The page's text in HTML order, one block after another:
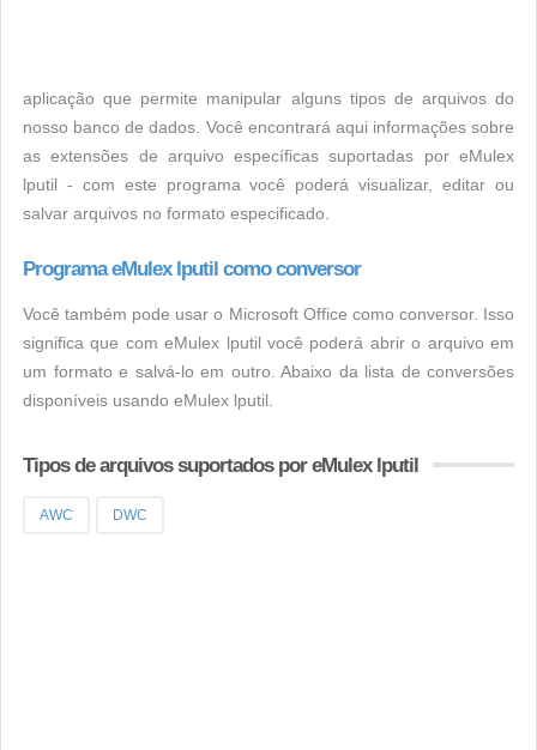
aplicação que permite manipular alguns tipos de arquivos do
nosso banco de dados. Você encontrará aqui informações sobre
as extensões de arquivo específicas suportadas por eMulex
lputil - com este programa você poderá visualizar, editar ou
salvar arquivos no formato especificado.
Programa eMulex lputil como conversor
Você também pode usar o Microsoft Office como conversor. Isso
significa que com eMulex lputil você poderá abrir o arquivo em
um formato e salvá-lo em outro. Abaixo da lista de conversões
disponíveis usando eMulex lputil.
Tipos de arquivos suportados por eMulex lputil
AWC DWC